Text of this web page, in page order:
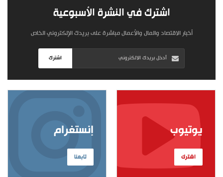
اشترك في النشرة الأسبوعية
أخبار الاقتصاد والمال والأعمال مباشرة على بريدك الإلكتروني الخاص
اشترك
إنستغرام
تابعنا
يوتيوب
اشترك